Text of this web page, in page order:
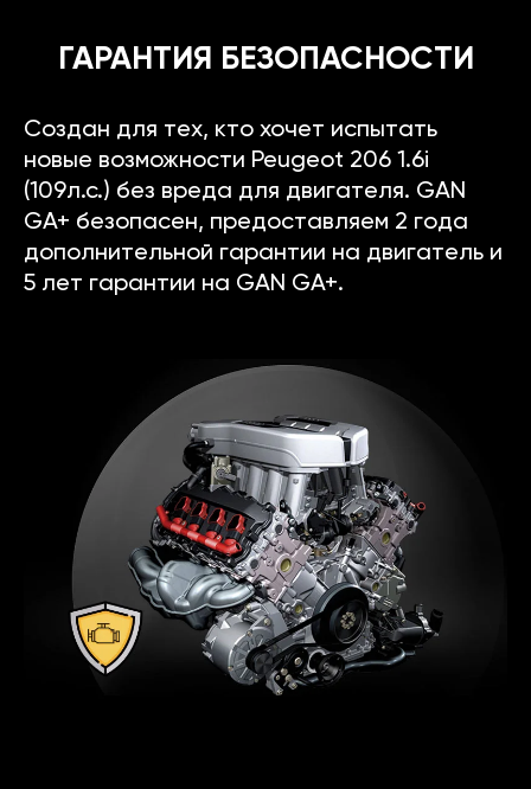
ГАРАНТИЯ БЕЗОПАСНОСТИ
Создан для тех, кто хочет испытать
новые возможности Peugeot 206 1.6i
(109л.с.) без вреда для двигателя. GAN
GA+ безопасен, предоставляем 2 года
дополнительной гарантии на двигатель и
5 лет гарантии на GAN GA+.